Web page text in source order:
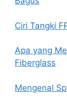
Ciri Tangki
Apa yang
Fiberglass
Mengenal